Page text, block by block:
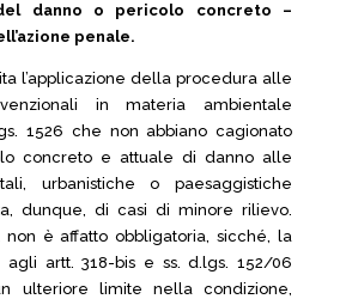
danno o pericolo concreto –
penale.
l’applicazione della procedura alle
in materia ambientale
1526 che non abbiano cagionato
concreto e attuale di danno alle
urbanistiche o paesaggistiche
dunque, di casi di minore rilievo.
è affatto obbligatoria, sicché, la
artt. 318-bis e ss. d.lgs. 152/06
ulteriore limite nella condizione,